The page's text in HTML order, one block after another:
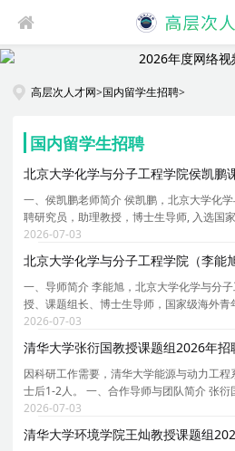
高层次人才网>国内留学生招聘>
国内留学生招聘
北京大学化学与分子工程学院侯凯鹏
一、侯凯鹏老师简介 侯凯鹏，北京大学化
聘研究员，助理教授，博士生导师, 入选国
科及硕士阶段就读于苏州大学新加坡国立大
郎建平教授、鲍晓光教授与 Wai Yip Fan 教
2026-07-03
一、导师简介 李能旭，北京大学化学与分
授、课题组长、博士生导师，国家级海外
京大学材料科学与工程学院，师从周欢萍教
罗来纳教堂山分校黄劲松课题组任职博士后
2026-07-03
清华大学张衍国教授课题组2026年招
因科研工作需要，清华大学能源与动力工
士后1-2人。 一、合作导师与团队简介 张
长聘教授、博士生导师。课题组团队以资源
心，致力于可燃固废/生物质能源化/资源化
2026-07-03
清华大学环境学院王灿教授课题组